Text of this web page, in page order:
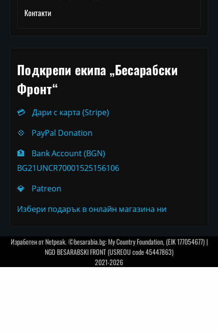
Контакти
Подкрепи екипа „Бесарабски
Фронт“
💳
Дари с карта (Stripe)
💠
PayPal Donation
🏦
Bank Account (BGN)
BG21UNCR70001525156106
💎
Patreon
Избери подарък в онлайн магазина ни
Изработен отNetpeak. ©besarabia.bg: My Country Foundation, (EIK 177054677) |
NGO BESARABSKI FRONT (USREOU code 45447863)
2021-2026